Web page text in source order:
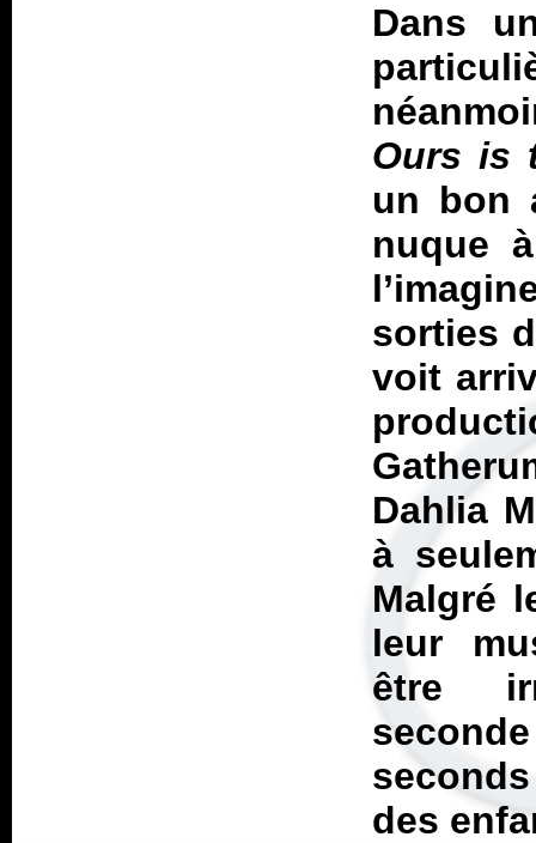
Dans
Ours is
un bon
nuque
sorties
voit
Dahlia
à
Malgré
leur
être
des